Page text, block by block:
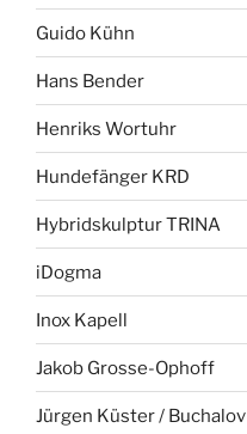
Guido Kühn
Hans Bender
Henriks Wortuhr
Hundefänger KRD
Hybridskulptur TRINA
iDogma
Inox Kapell
Jakob Grosse-Ophoff
Jürgen Küster / Buchalov